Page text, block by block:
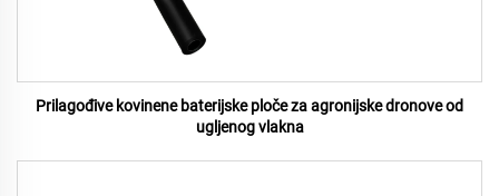
Prilagođive kovinene baterijske ploče za agronijske dronove od
ugljenog vlakna